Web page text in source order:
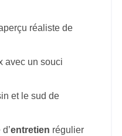
réaliste de
avec un souci
et le sud de
entretien régulier